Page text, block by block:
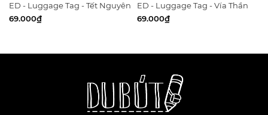
ED - Luggage Tag - Tết Nguyên
Tiêu
69.000₫
ED - Luggage Tag - Vía Thần
Tài
69.000₫